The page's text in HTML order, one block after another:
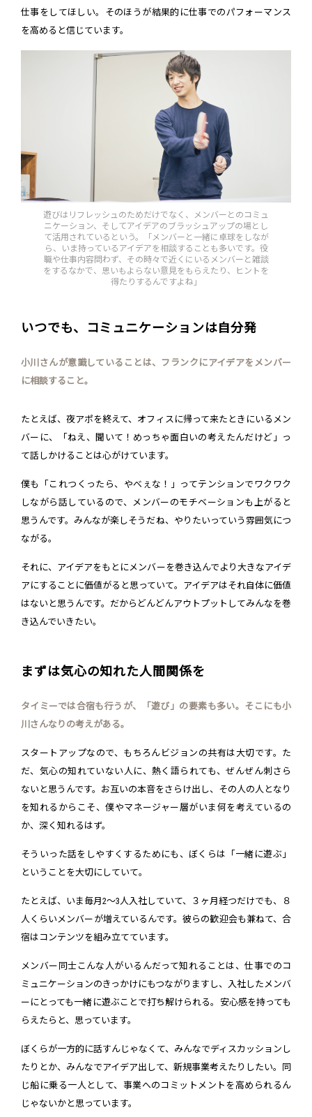
仕事をしてほしい。そのほうが結果的に仕事でのパフォーマンス
を高めると信じています。
遊びはリフレッシュのためだけでなく、メンバーとのコミュ
ニケーション、そしてアイデアのブラッシュアップの場とし
て活用されているという。「メンバーと一緒に卓球をしなが
ら、いま持っているアイデアを相談することも多いです。役
職や仕事内容問わず、その時々で近くにいるメンバーと雑談
をするなかで、思いもよらない意見をもらえたり、ヒントを
得たりするんですよね」
いつでも、コミュニケーションは自分発
小川さんが意識していることは、フランクにアイデアをメンバー
に相談すること。
たとえば、夜アポを終えて、オフィスに帰って来たときにいるメン
バーに、「ねえ、聞いて！めっちゃ面白いの考えたんだけど」っ
て話しかけることは心がけています。
僕も「これつくったら、やべぇな！」ってテンションでワクワク
しながら話しているので、メンバーのモチベーションも上がると
思うんです。みんなが楽しそうだね、やりたいっていう雰囲気につ
ながる。
それに、アイデアをもとにメンバーを巻き込んでより大きなアイデ
アにすることに価値がると思っていて。アイデアはそれ自体に価値
はないと思うんです。だからどんどんアウトプットしてみんなを巻
き込んでいきたい。
まずは気心の知れた人間関係を
タイミーでは合宿も行うが、「遊び」の要素も多い。そこにも小
川さんなりの考えがある。
スタートアップなので、もちろんビジョンの共有は大切です。た
だ、気心の知れていない人に、熱く語られても、ぜんぜん刺さら
ないと思うんです。お互いの本音をさらけ出し、その人の人となり
を知れるからこそ、僕やマネージャー層がいま何を考えているの
か、深く知れるはず。
そういった話をしやすくするためにも、ぼくらは「一緒に遊ぶ」
ということを大切にしていて。
たとえば、いま毎月2～3人入社していて、３ヶ月経つだけでも、８
人くらいメンバーが増えているんです。彼らの歓迎会も兼ねて、合
宿はコンテンツを組み立てています。
メンバー同士こんな人がいるんだって知れることは、仕事でのコ
ミュニケーションのきっかけにもつながりますし、入社したメンバ
ーにとっても一緒に遊ぶことで打ち解けられる。安心感を持っても
らえたらと、思っています。
ぼくらが一方的に話すんじゃなくて、みんなでディスカッションし
たりとか、みんなでアイデア出して、新規事業考えたりしたい。同
じ船に乗る一人として、事業へのコミットメントを高められるん
じゃないかと思っています。